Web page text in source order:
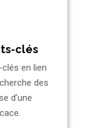
clés
en lien
des
d’une